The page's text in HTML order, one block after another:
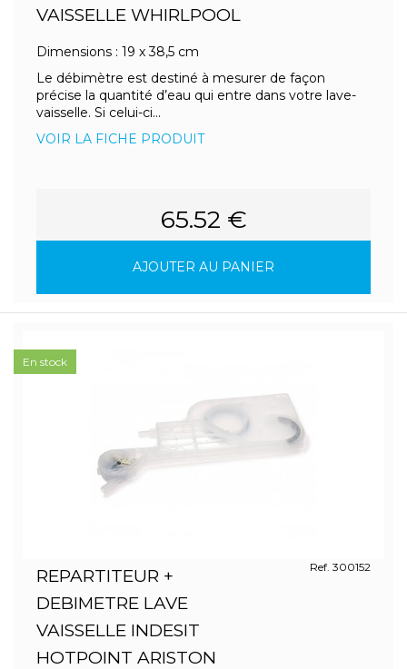
VAISSELLE WHIRLPOOL
Dimensions : 19 x 38,5 cm
Le débimètre est destiné à mesurer de façon
précise la quantité d’eau qui entre dans votre lave-
vaisselle. Si celui-ci...
VOIR LA FICHE PRODUIT
65.52 €
AJOUTER AU PANIER
REPARTITEUR +
DEBIMETRE LAVE
VAISSELLE INDESIT
HOTPOINT ARISTON
Ref. 300152
En stock